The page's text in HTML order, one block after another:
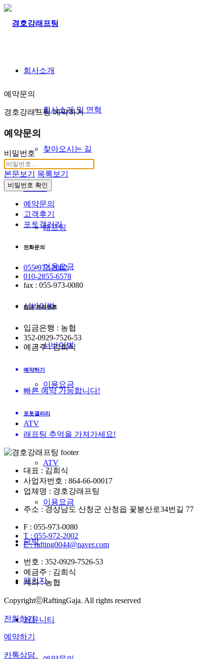
회사소개
회사소개 및 연혁
찾아오시는 길
래프팅
래프팅
이용요금
서바이벌
서바이벌
이용요금
ATV
ATV
이용요금
숙박
패키지
커뮤니티
예약문의
경호강래프팅 예약하기
예약문의
비밀번호
본문보기 목록보기
비밀번호 확인
예약문의
고객후기
포토갤러리
전화문의
055-972-2002
010-2855-6578
fax : 055-973-0080
입금 계좌번호
입금은행 : 농협
352-0929-7526-53
예금주 : 김희식
예약하기
빠른 예약 가능합니다!
포토갤러리
래프팅 추억을 가져가세요!
대표 : 김희식
사업자번호 : 864-66-00017
업체명 : 경호강래프팅
주소 : 경상남도 산청군 산청읍 꽃봉산로34번길 77
F : 055-973-0080
T : 055-972-2002
E : rafting0044@naver.com
번호 : 352-0929-7526-53
예금주 : 김희식
계좌 : 농협
CopyrightⓒRaftingGaja. All rights reserved
전화하기
예약하기
카톡상담